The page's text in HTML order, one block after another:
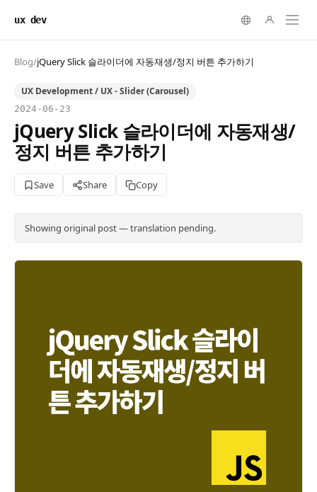
ux dev
Blog/jQuery Slick 슬라이더에 자동재생/정지 버튼 추가하기
UX Development / UX - Slider (Carousel)
2024-06-23
jQuery Slick 슬라이더에 자동재생/
정지 버튼 추가하기
Save Share Copy
Showing original post — translation pending.